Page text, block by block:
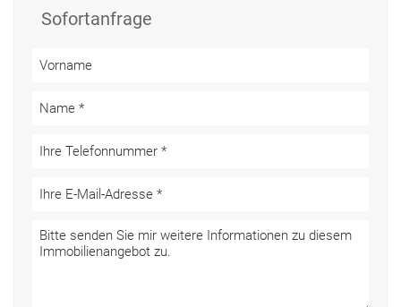
Sofortanfrage